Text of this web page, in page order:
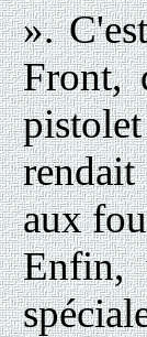
».
Front,
aux
Enfin,